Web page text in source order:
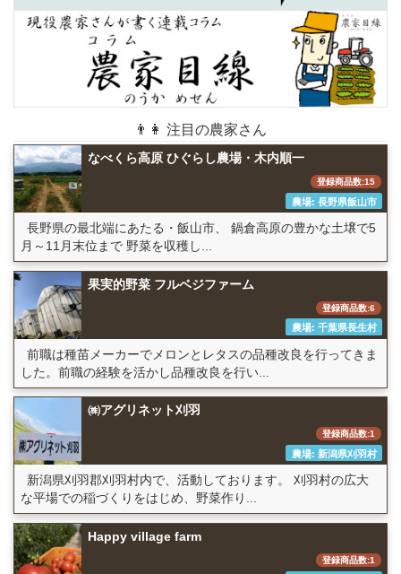
👨👩 注目の農家さん
なべくら高原 ひぐらし農場・木内順一
登録商品数:15
農場: 長野県飯山市
長野県の最北端にあたる・飯山市、 鍋倉高原の豊かな土壌で5
月～11月末位まで 野菜を収穫し...
果実的野菜 フルベジファーム
登録商品数:6
農場: 千葉県長生村
前職は種苗メーカーでメロンとレタスの品種改良を行ってきま
した。前職の経験を活かし品種改良を行い...
㈱アグリネット刈羽
登録商品数:1
農場: 新潟県刈羽村
新潟県刈羽郡刈羽村内で、活動しております。 刈羽村の広大
な平場での稲づくりをはじめ、野菜作り...
Happy village farm
登録商品数:1